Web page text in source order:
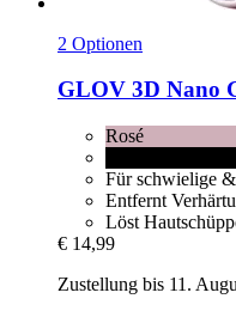
2 Optionen
GLOV 3D Nano
Rosé
Für schwielige
Entfernt
Löst
€ 14,99
Zustellung bis 11.